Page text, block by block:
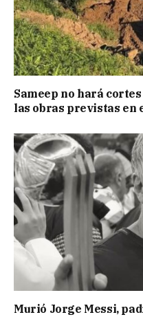
Sameep no hará
las obras previstas en
Murió Jorge Messi,